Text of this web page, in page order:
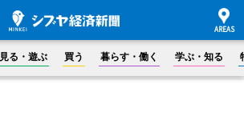
見る・遊ぶ 買う 暮らす・働く 学ぶ・知る